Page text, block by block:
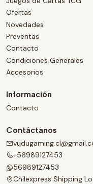
Ofertas
Novedades
Preventas
Contacto
Condiciones Generales
Accesorios
Información
Contacto
Contáctanos
+56989127453
56989127453
Chilexpress Shipping